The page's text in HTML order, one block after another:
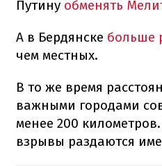
Путину обменять
А в Бердянске больше
чем местных.
В то же время
важными городами
менее 200
взрывы раздаются